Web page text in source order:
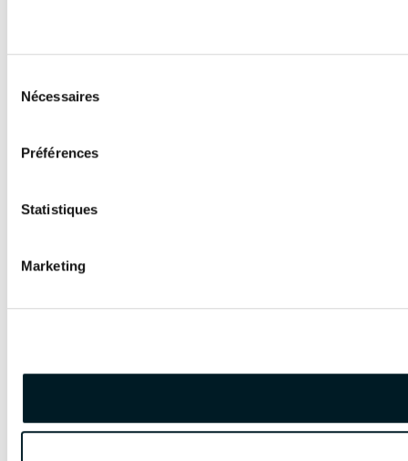
Nécessaires
Préférences
Statistiques
Marketing